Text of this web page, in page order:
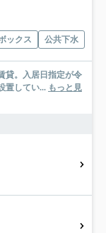
ックス 公共下水
貸。入居日指定が令
置してい... もっと見